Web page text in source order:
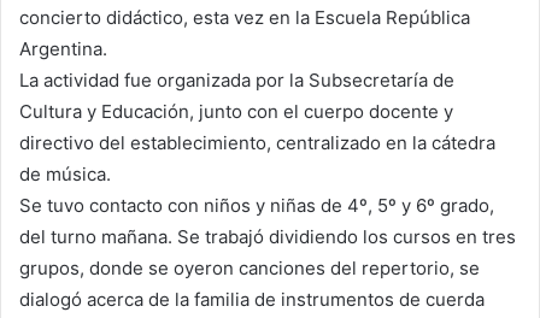
concierto didáctico, esta vez en la Escuela República
Argentina.
La actividad fue organizada por la Subsecretaría de
Cultura y Educación, junto con el cuerpo docente y
directivo del establecimiento, centralizado en la cátedra
de música.
Se tuvo contacto con niños y niñas de 4º, 5º y 6º grado,
del turno mañana. Se trabajó dividiendo los cursos en tres
grupos, donde se oyeron canciones del repertorio, se
dialogó acerca de la familia de instrumentos de cuerda